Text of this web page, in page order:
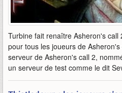
Turbine fait renaître Asheron's
pour tous les joueurs de
serveur de Asheron's call 2,
un serveur de test comme le dit